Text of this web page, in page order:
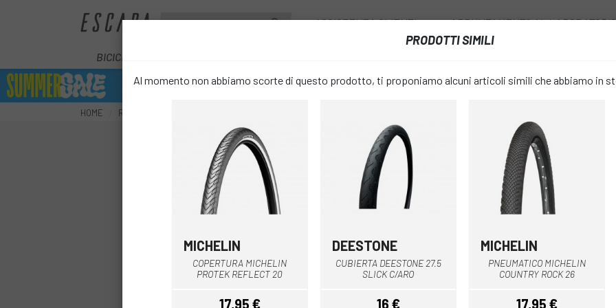
ASSISTENZA CLIENTI APPUNTAMENTO AL
BICICLETTE
HOME RUOTE
favorite_borderCUBIERTA
700X35C
COLORE: Nero
PRODOTTI SIMILI
Al momento non abbiamo scorte di questo prodotto, ti proponiamo alcuni articoli simili che abbiamo in
MICHELIN
COPERTURA MICHELIN
PROTEK REFLECT 20
17,95 €
Nero
DEESTONE
CUBIERTA DEESTONE 27.5
SLICK C/ARO
16 €
Nero
MICHELIN
PNEUMATICO MICHELIN
COUNTRY ROCK 26
17,95 €